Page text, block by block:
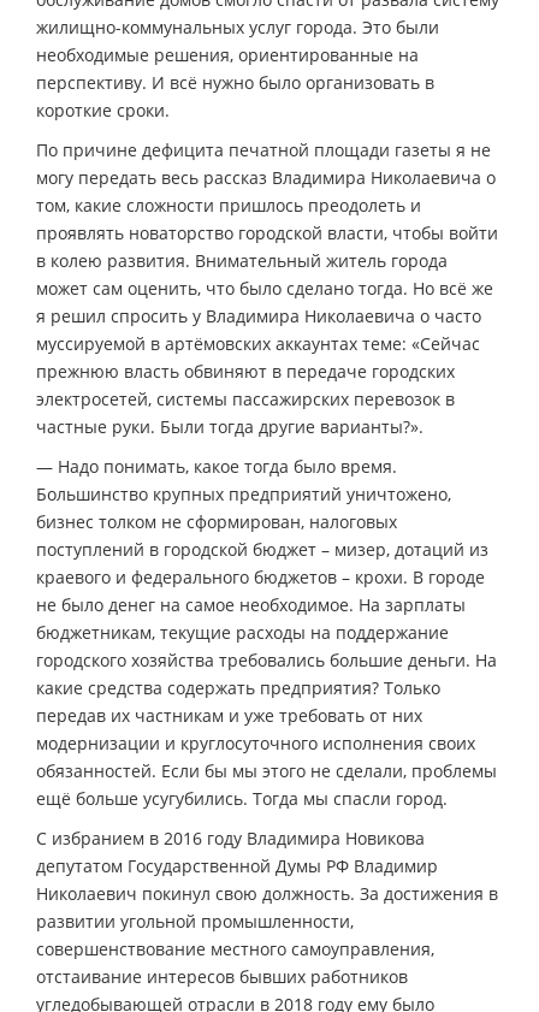
жилищно-коммунальных услуг города. Это были
необходимые решения, ориентированные на
перспективу. И всё нужно было организовать в
короткие сроки.
По причине дефицита печатной площади газеты я не
могу передать весь рассказ Владимира Николаевича о
том, какие сложности пришлось преодолеть и
проявлять новаторство городской власти, чтобы войти
в колею развития. Внимательный житель города
может сам оценить, что было сделано тогда. Но всё же
я решил спросить у Владимира Николаевича о часто
муссируемой в артёмовских аккаунтах теме: «Сейчас
прежнюю власть обвиняют в передаче городских
электросетей, системы пассажирских перевозок в
частные руки. Были тогда другие варианты?».
— Надо понимать, какое тогда было время.
Большинство крупных предприятий уничтожено,
бизнес толком не сформирован, налоговых
поступлений в городской бюджет – мизер, дотаций из
краевого и федерального бюджетов – крохи. В городе
не было денег на самое необходимое. На зарплаты
бюджетникам, текущие расходы на поддержание
городского хозяйства требовались большие деньги. На
какие средства содержать предприятия? Только
передав их частникам и уже требовать от них
модернизации и круглосуточного исполнения своих
обязанностей. Если бы мы этого не сделали, проблемы
ещё больше усугубились. Тогда мы спасли город.
С избранием в 2016 году Владимира Новикова
депутатом Государственной Думы РФ Владимир
Николаевич покинул свою должность. За достижения в
развитии угольной промышленности,
совершенствование местного самоуправления,
отстаивание интересов бывших работников
угледобывающей отрасли в 2018 году ему было